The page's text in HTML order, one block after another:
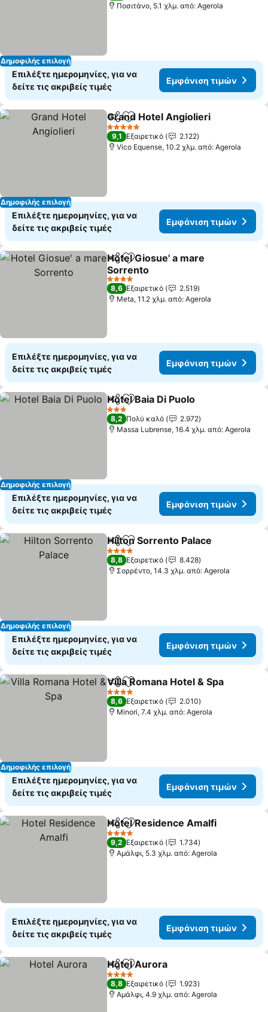
Δημοφιλής επιλογή
Ποσιτάνο, 5.1 χλμ. από: Agerola
Επιλέξτε ημερομηνίες, για να
δείτε τις ακριβείς τιμές
Εμφάνιση τιμών
Δημοφιλής επιλογή
Κοινοποίηση
Προσθήκη στα αγαπημένα
Grand Hotel Angiolieri
5 Αστέρια
9,1 Εξαιρετικό
2.122
Vico Equense, 10.2 χλμ. από: Agerola
Επιλέξτε ημερομηνίες, για να
δείτε τις ακριβείς τιμές
Εμφάνιση τιμών
Κοινοποίηση
Προσθήκη στα αγαπημένα
Hotel Giosue' a mare
Sorrento
4 Αστέρια
8,6 Εξαιρετικό
2.519
Meta, 11.2 χλμ. από: Agerola
Επιλέξτε ημερομηνίες, για να
δείτε τις ακριβείς τιμές
Εμφάνιση τιμών
Δημοφιλής επιλογή
Κοινοποίηση
Προσθήκη στα αγαπημένα
Hotel Baia Di Puolo
3 Αστέρια
8,2 Πολύ καλό
2.972
Massa Lubrense, 16.4 χλμ. από: Agerola
Επιλέξτε ημερομηνίες, για να
δείτε τις ακριβείς τιμές
Εμφάνιση τιμών
Δημοφιλής επιλογή
Κοινοποίηση
Προσθήκη στα αγαπημένα
Hilton Sorrento Palace
4 Αστέρια
8,8 Εξαιρετικό
8.428
Σορρέντο, 14.3 χλμ. από: Agerola
Επιλέξτε ημερομηνίες, για να
δείτε τις ακριβείς τιμές
Εμφάνιση τιμών
Δημοφιλής επιλογή
Κοινοποίηση
Προσθήκη στα αγαπημένα
Villa Romana Hotel & Spa
4 Αστέρια
8,6 Εξαιρετικό
2.010
Minori, 7.4 χλμ. από: Agerola
Επιλέξτε ημερομηνίες, για να
δείτε τις ακριβείς τιμές
Εμφάνιση τιμών
Κοινοποίηση
Προσθήκη στα αγαπημένα
Hotel Residence Amalfi
4 Αστέρια
9,2 Εξαιρετικό
1.734
Αμάλφι, 5.3 χλμ. από: Agerola
Επιλέξτε ημερομηνίες, για να
δείτε τις ακριβείς τιμές
Εμφάνιση τιμών
Κοινοποίηση
Προσθήκη στα αγαπημένα
Hotel Aurora
4 Αστέρια
8,8 Εξαιρετικό
1.923
Αμάλφι, 4.9 χλμ. από: Agerola